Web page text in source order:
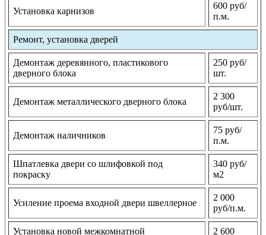
Установка карнизов
600 руб/
п.м.
Ремонт, установка дверей
Демонтаж деревянного, пластикового
дверного блока
250 руб/
шт.
Демонтаж металлического дверного блока
2 300
руб/шт.
Демонтаж наличников
75 руб/
п.м.
Шпатлевка двери со шлифовкой под
покраску
340 руб/
м2
Усиление проема входной двери швеллерное
2 000
руб/п.м.
Установка новой межкомнатной 2 600